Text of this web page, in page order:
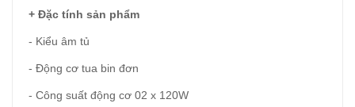
+ Đặc tính sản phẩm
- Kiểu âm tủ
- Động cơ tua bin đơn
- Công suất động cơ 02 x 120W